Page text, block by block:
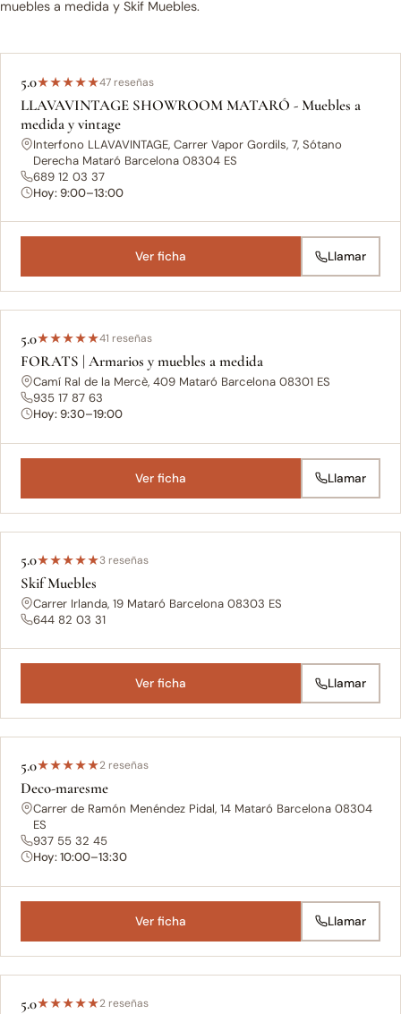
muebles a medida y Skif Muebles.
5.0★★★★★47 reseñas
LLAVAVINTAGE SHOWROOM MATARÓ - Muebles a
medida y vintage
Interfono LLAVAVINTAGE, Carrer Vapor Gordils, 7, Sótano
Derecha Mataró Barcelona 08304 ES
689 12 03 37
Hoy: 9:00–13:00
Ver ficha Llamar
5.0★★★★★41 reseñas
FORATS | Armarios y muebles a medida
Camí Ral de la Mercè, 409 Mataró Barcelona 08301 ES
935 17 87 63
Hoy: 9:30–19:00
Ver ficha Llamar
5.0★★★★★3 reseñas
Skif Muebles
Carrer Irlanda, 19 Mataró Barcelona 08303 ES
644 82 03 31
Ver ficha Llamar
5.0★★★★★2 reseñas
Deco-maresme
Carrer de Ramón Menéndez Pidal, 14 Mataró Barcelona 08304
ES
937 55 32 45
Hoy: 10:00–13:30
Ver ficha Llamar
5.0★★★★★2 reseñas